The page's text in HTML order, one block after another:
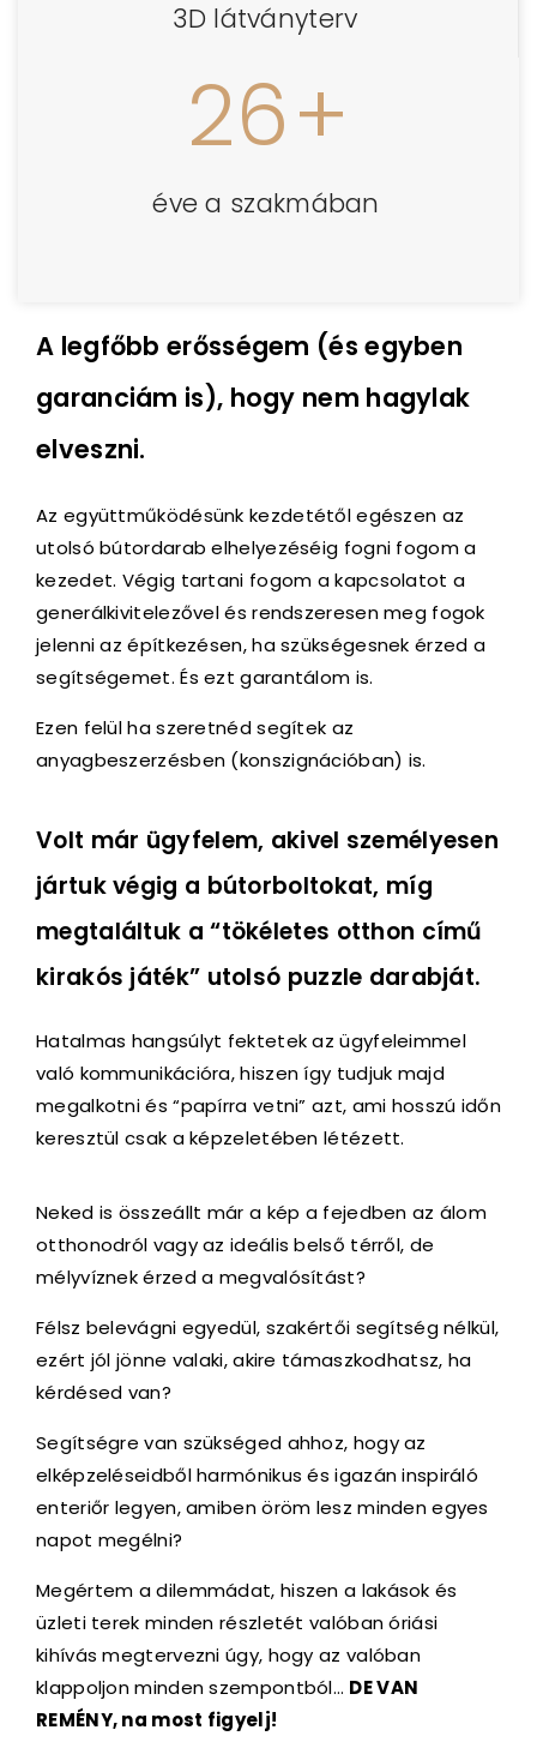
3D látványterv
26+
éve a szakmában
A legfőbb erősségem (és egyben
garanciám is), hogy nem hagylak
elveszni.
Az együttműködésünk kezdetétől egészen az
utolsó bútordarab elhelyezéséig fogni fogom a
kezedet. Végig tartani fogom a kapcsolatot a
generálkivitelezővel és rendszeresen meg fogok
jelenni az építkezésen, ha szükségesnek érzed a
segítségemet. És ezt garantálom is.
Ezen felül ha szeretnéd segítek az
anyagbeszerzésben (konszignációban) is.
Volt már ügyfelem, akivel személyesen
jártuk végig a bútorboltokat, míg
megtaláltuk a “tökéletes otthon című
kirakós játék” utolsó puzzle darabját.
Hatalmas hangsúlyt fektetek az ügyfeleimmel
való kommunikációra, hiszen így tudjuk majd
megalkotni és “papírra vetni” azt, ami hosszú időn
keresztül csak a képzeletében létézett.
Neked is összeállt már a kép a fejedben az álom
otthonodról vagy az ideális belső térről, de
mélyvíznek érzed a megvalósítást?
Félsz belevágni egyedül, szakértői segítség nélkül,
ezért jól jönne valaki, akire támaszkodhatsz, ha
kérdésed van?
Segítségre van szükséged ahhoz, hogy az
elképzeléseidből harmónikus és igazán inspiráló
enteriőr legyen, amiben öröm lesz minden egyes
napot megélni?
Megértem a dilemmádat, hiszen a lakások és
üzleti terek minden részletét valóban óriási
kihívás megtervezni úgy, hogy az valóban
klappoljon minden szempontból… DE VAN
REMÉNY, na most figyelj!